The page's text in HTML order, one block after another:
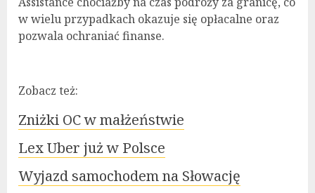
w wielu przypadkach okazuje się opłacalne oraz
pozwala ochraniać finanse.
Zobacz też:
Zniżki OC w małżeństwie
Lex Uber już w Polsce
Wyjazd samochodem na Słowację